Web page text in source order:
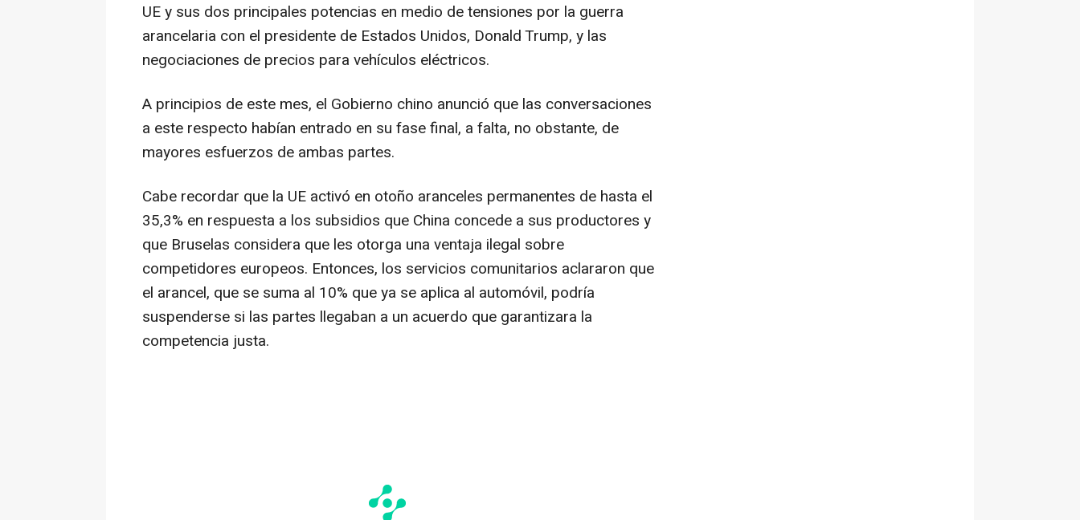
UE y sus dos principales potencias en medio de tensiones por la guerra
arancelaria con el presidente de Estados Unidos, Donald Trump, y las
negociaciones de precios para vehículos eléctricos.
A principios de este mes, el Gobierno chino anunció que las conversaciones
a este respecto habían entrado en su fase final, a falta, no obstante, de
mayores esfuerzos de ambas partes.
Cabe recordar que la UE activó en otoño aranceles permanentes de hasta el
35,3% en respuesta a los subsidios que China concede a sus productores y
que Bruselas considera que les otorga una ventaja ilegal sobre
competidores europeos. Entonces, los servicios comunitarios aclararon que
el arancel, que se suma al 10% que ya se aplica al automóvil, podría
suspenderse si las partes llegaban a un acuerdo que garantizara la
competencia justa.